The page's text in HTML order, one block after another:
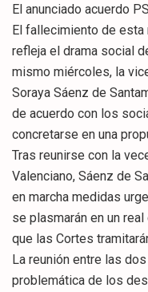
El anunciado acuerdo
El fallecimiento de esta
refleja el drama social
mismo miércoles, la
Soraya Sáenz de
de acuerdo con los
concretarse en una
Tras reunirse con la
Valenciano, Sáenz de
en marcha medidas
se plasmarán en un
que las Cortes
La reunión entre las
problemática de los